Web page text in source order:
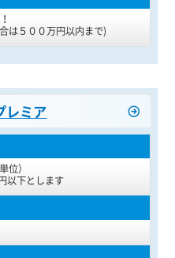
は５００万円以内まで)
レミア
位）
以下とします